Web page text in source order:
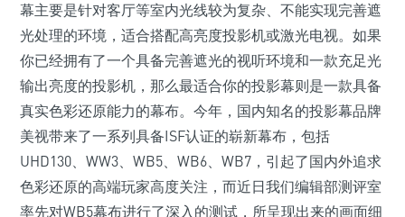
幕主要是针对客厅等室内光线较为复杂、不能实现完善遮
光处理的环境，适合搭配高亮度投影机或激光电视。如果
你已经拥有了一个具备完善遮光的视听环境和一款充足光
输出亮度的投影机，那么最适合你的投影幕则是一款具备
真实色彩还原能力的幕布。今年，国内知名的投影幕品牌
美视带来了一系列具备ISF认证的崭新幕布，包括
UHD130、WW3、WB5、WB6、WB7，引起了国内外追求
色彩还原的高端玩家高度关注，而近日我们编辑部测评室
率先对WB5幕布进行了深入的测试，所呈现出来的画面细